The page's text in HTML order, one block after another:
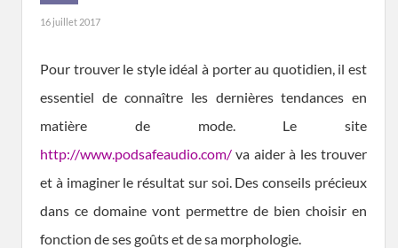
16 juillet 2017
Pour trouver le style idéal à porter au quotidien, il est
essentiel de connaître les dernières tendances en
matière de mode. Le site
http://www.podsafeaudio.com/ va aider à les trouver
et à imaginer le résultat sur soi. Des conseils précieux
dans ce domaine vont permettre de bien choisir en
fonction de ses goûts et de sa morphologie.